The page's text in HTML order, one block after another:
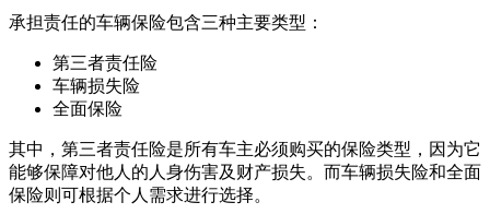
承担责任的车辆保险包含三种主要类型：
第三者责任险
车辆损失险
全面保险
其中，第三者责任险是所有车主必须购买的保险类型，因为它
能够保障对他人的人身伤害及财产损失。而车辆损失险和全面
保险则可根据个人需求进行选择。